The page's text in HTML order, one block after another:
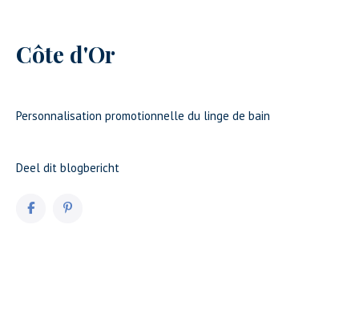
Côte d'Or
Personnalisation promotionnelle du linge de bain
Deel dit blogbericht